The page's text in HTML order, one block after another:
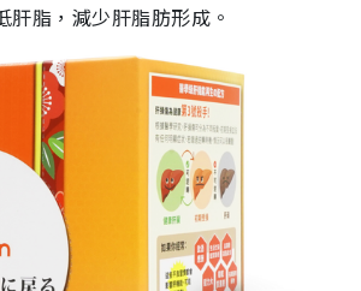
脂，減少肝脂肪形成。